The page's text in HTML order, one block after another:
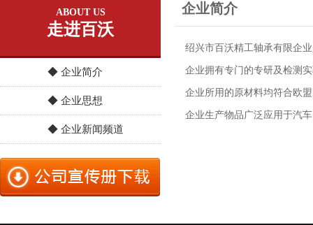
ABOUT US
走进百沃
◆ 企业简介
◆ 企业思想
◆ 企业新闻频道
企业简介
绍兴市百沃精工轴承有限企
企业拥有专门的专研及检测
企业所用的原材料均符合欧
企业生产物品广泛应用于汽